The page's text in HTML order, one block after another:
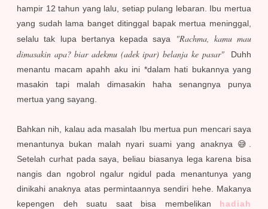
hampir 12 tahun yang lalu, setiap pulang lebaran. Ibu mertua
yang sudah lama banget ditinggal bapak mertua meninggal,
selalu tak lupa bertanya kepada saya
"Rachma, kamu mau
dimasakin apa? biar adekmu (adek ipar) belanja ke pasar"Duhh
menantu macam apahh aku ini *dalam hati bukannya yang
masakin tapi malah dimasakin haha senangnya punya
mertua yang sayang.
Bahkan nih, kalau ada masalah Ibu mertua pun mencari saya
menantunya bukan malah nyari suami yang anaknya 😅.
Setelah curhat pada saya, beliau biasanya lega karena bisa
nangis dan ngobrol ngalur ngidul pada menantunya yang
dinikahi anaknya atas permintaannya sendiri hehe. Makanya
kepengen deh suatu saat bisa membelikan hadiah